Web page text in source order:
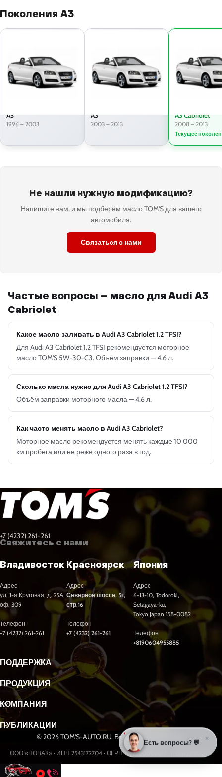
Поколения A3
A3
1996 – 2003
A3
2003 – 2013
A3 Cabriolet
2008 – 2013
Текущее
Не нашли нужную модификацию?
Напишите нам, и мы подберём масло TOM'S для вашего
автомобиля.
Связаться с нами
Частые вопросы — масло для Audi A3
Cabriolet
Какое масло заливать в Audi A3 Cabriolet 1.2 TFSI?
Для Audi A3 Cabriolet 1.2 TFSI рекомендуется моторное
масло TOM'S 5W-30-C3. Объём заправки — 4.6 л.
Сколько масла нужно для Audi A3 Cabriolet 1.2 TFSI?
Объём заправки моторного масла — 4.6 л.
Как часто менять масло в Audi A3 Cabriolet?
Моторное масло рекомендуется менять каждые 10 000
км пробега или не реже одного раза в год.
+7 (4232) 261-261
Свяжитесь с нами
Владивосток
Адрес
ул. 1-я Круговая, д. 25А,
оф. 309
Телефон
+7 (4232) 261-261
Красноярск
Адрес
Северное шоссе, 5г,
стр.16
Телефон
+7 (4232) 261-261
Япония
Адрес
6-13-10, Todoroki,
Setagaya-ku,
Tokyo Japan 158-0082
Телефон
+8190604955885
ПОДДЕРЖКА
ПРОДУКЦИЯ
КОМПАНИЯ
ПУБЛИКАЦИИ
© 2026 TOM'S-AUTO.RU. Все права защищены.
ООО «НОВАК» · ИНН 2543172704 · ОГРН 1232500002877 · г. Владивосток
Разработка и продвижение сайтов webseed.ru
Есть вопросы? 💬 ×